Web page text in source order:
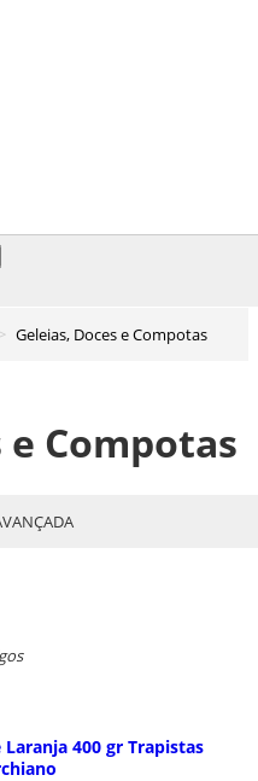
Geleias, Doces e Compotas
e Compotas
Laranja 400 gr Trapistas